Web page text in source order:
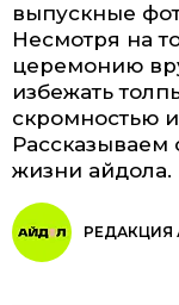
выпускные
Несмотря на
церемонию
избежать
скромностью
жизни айдола.
РЕДАКЦИЯ